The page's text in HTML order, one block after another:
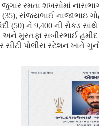
જુગાર રમતા શખસોમાં
(35), સંજયભાઈ નાજાભાઇ
(50) ને 9,400 ની રોકડ સાથે
અને મુસ્તફા સબીરભાઈ
સીટી પોલીસ સ્ટેશન ખાતે